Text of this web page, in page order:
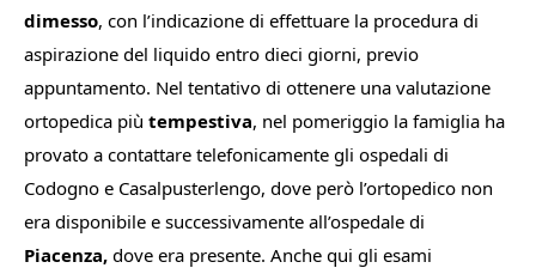
dimesso, con l’indicazione di effettuare la procedura di
aspirazione del liquido entro dieci giorni, previo
appuntamento. Nel tentativo di ottenere una valutazione
ortopedica più tempestiva, nel pomeriggio la famiglia ha
provato a contattare telefonicamente gli ospedali di
Codogno e Casalpusterlengo, dove però l’ortopedico non
era disponibile e successivamente all’ospedale di
Piacenza, dove era presente. Anche qui gli esami